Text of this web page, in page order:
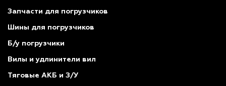
Запчасти для погрузчиков
Шины для погрузчиков
Б/у погрузчики
Вилы и удлинители вил
Тяговые АКБ и З/У